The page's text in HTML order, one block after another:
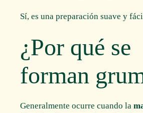
Sí, es una preparación suave y
¿Por qué se
forman
Generalmente ocurre cuando la